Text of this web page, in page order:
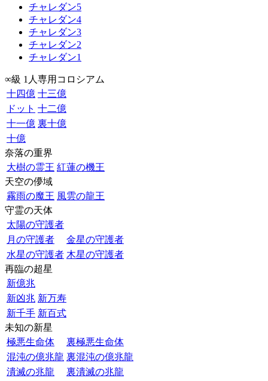
チャレダン5
チャレダン4
チャレダン3
チャレダン2
チャレダン1
∞級 1人専用コロシアム
十四億 十三億
ドット 十二億
十一億 裏十億
十億
奈落の重界
大樹の霊王 紅蓮の機王
天空の儚域
霧雨の魔王 風雲の龍王
守霊の天体
太陽の守護者
月の守護者
金星の守護者
水星の守護者 木星の守護者
再臨の超星
新億兆
新凶兆 新万寿
新千手 新百式
未知の新星
極悪生命体
裏極悪生命体
混沌の億兆龍 裏混沌の億兆龍
潰滅の兆龍
裏潰滅の兆龍